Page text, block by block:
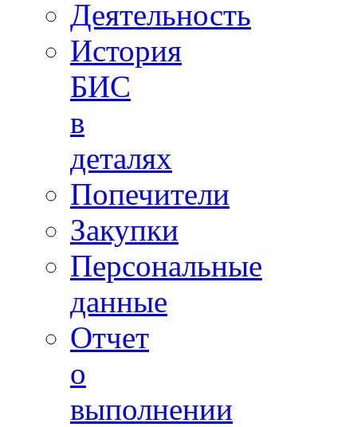
Деятельность
История
БИС
в
деталях
Попечители
Закупки
Персональные
данные
Отчет
о
выполнении